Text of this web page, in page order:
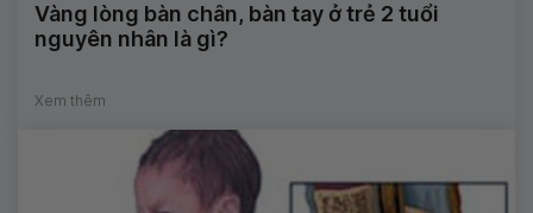
Vàng lòng bàn chân, bàn tay ở trẻ 2 tuổi
nguyên nhân là gì?
Xem thêm